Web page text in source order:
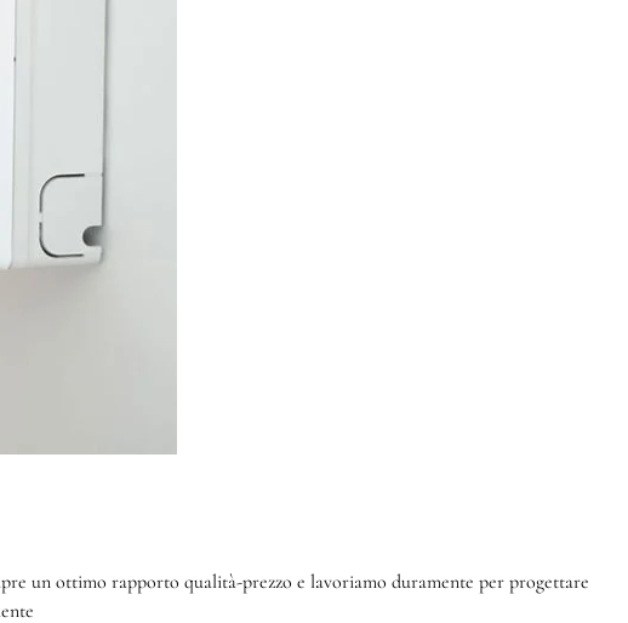
un ottimo rapporto qualità-prezzo e lavoriamo duramente per progettare